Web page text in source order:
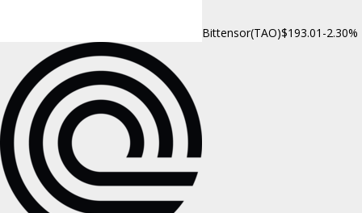
Bittensor(TAO)$193.01 -2.30%